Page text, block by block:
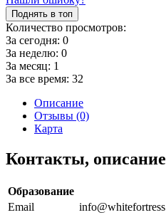
Поднять в топ
Количество просмотров:
За сегодня: 0
За неделю: 0
За месяц: 1
За все время: 32
Описание
Отзывы (0)
Карта
Контакты,
Образование
Email